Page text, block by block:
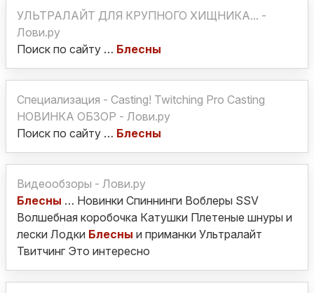
УЛЬТРАЛАЙТ ДЛЯ КРУПНОГО ХИЩНИКА... -
Лови.ру
Поиск по сайту … Блесны
Специализация - Casting! Twitching Pro Casting
НОВИНКА ОБЗОР - Лови.ру
Поиск по сайту … Блесны
Видеообзоры - Лови.ру
Блесны … Новинки Спиннинги Воблеры SSV
Волшебная коробочка Катушки Плетеные шнуры и
лески Лодки Блесны и приманки Ультралайт
Твитчинг Это интересно